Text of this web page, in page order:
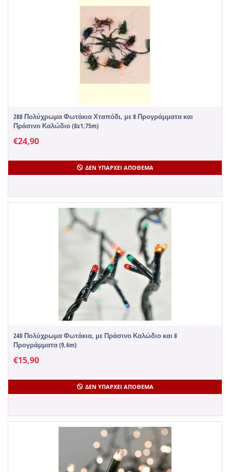
288 Πολύχρωμα Φωτάκια Χταπόδι, με 8 Προγράμματα και
Πράσινο Καλώδιο (8x1,75m)
€24,90
ΔΕΝ ΥΠΆΡΧΕΙ ΑΠΌΘΕΜΑ
240 Πολύχρωμα Φωτάκια, με Πράσινο Καλώδιο και 8
Προγράμματα (9,6m)
€15,90
ΔΕΝ ΥΠΆΡΧΕΙ ΑΠΌΘΕΜΑ